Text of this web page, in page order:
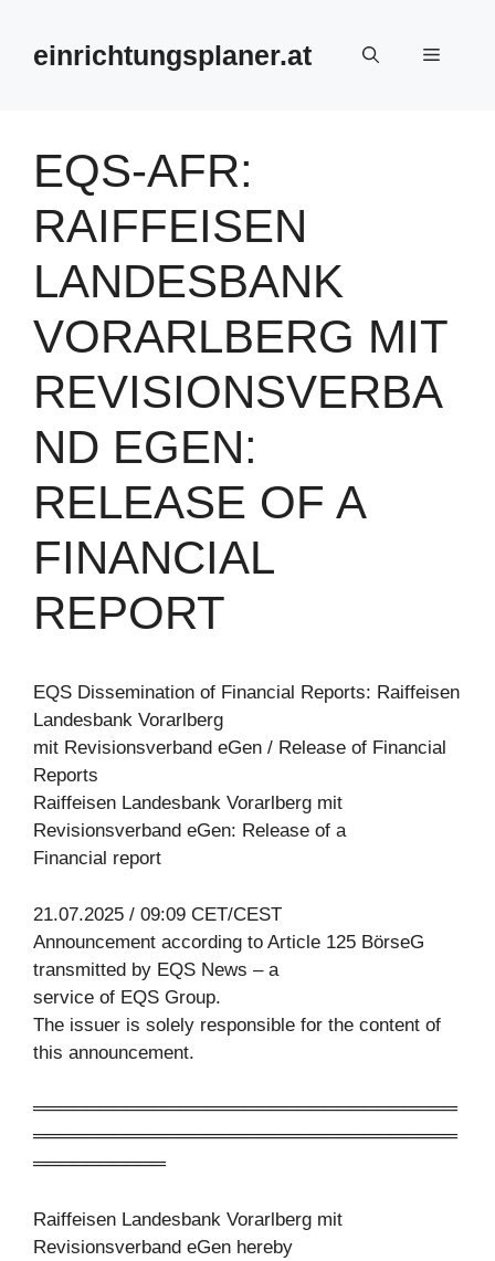
springeneinrichtungsplaner.at Menü
EQS-AFR:
RAIFFEISEN
LANDESBANK
VORARLBERG MIT
REVISIONSVERBA
ND EGEN:
RELEASE OF A
FINANCIAL
REPORT
EQS Dissemination of Financial Reports: Raiffeisen
Landesbank Vorarlberg
mit Revisionsverband eGen / Release of Financial
Reports
Raiffeisen Landesbank Vorarlberg mit
Revisionsverband eGen: Release of a
Financial report
21.07.2025 / 09:09 CET/CEST
Announcement according to Article 125 BörseG
transmitted by EQS News – a
service of EQS Group.
The issuer is solely responsible for the content of
this announcement.
════════════════════════════════
════════════════════════════════
══════════
Raiffeisen Landesbank Vorarlberg mit
Revisionsverband eGen hereby